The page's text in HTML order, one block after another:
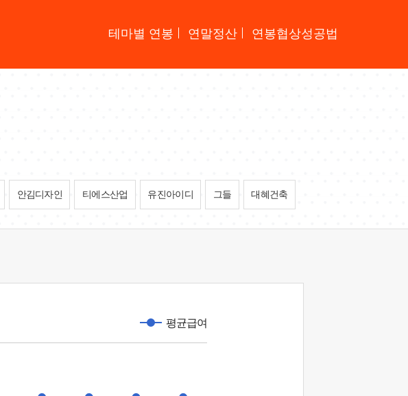
테마별 연봉 연말정산 연봉협상성공법
안김디자인 티에스산업 유진아이디 그들 대혜건축
평균급여